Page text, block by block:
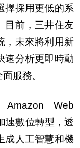
擇採用更低的系
目前，三井住友
，未來將利用新
速分析更即時動
服務。
Web
速數位轉型，透
成人工智慧和機